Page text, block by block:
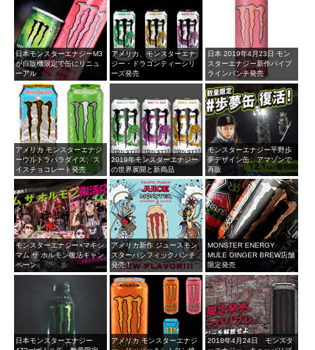
日本モンスターエナジーM3
が自販機限定で缶にリニュ
ーアル
アメリカ、モンスターエナ
ジー・ドラゴンティーシリ
ーズ発売
日本 2019年4月23日 モン
スターエナジー新作パイプ
ラインパンチ発売
アメリカ モンスターエナジ
ーウルトラパラダイス、ス
イスチョコレート発売
2019年モンスターエナジー
の世界展開と新商品
モンスターエナジー平野歩
夢デザイン缶、アマゾンで
再販
モンスターエナジー×マキシ
マム ザ ホルモン復活キャン
ペーン
アメリカ新作 ジュースモン
スターパシフィックパンチ
発売！
MONSTER ENERGY
MULE GINGER BREW店舗
限定発売
日本モンスターエナジー
アメリカ モンスターエナジ
2018年4月24日 モンスタ